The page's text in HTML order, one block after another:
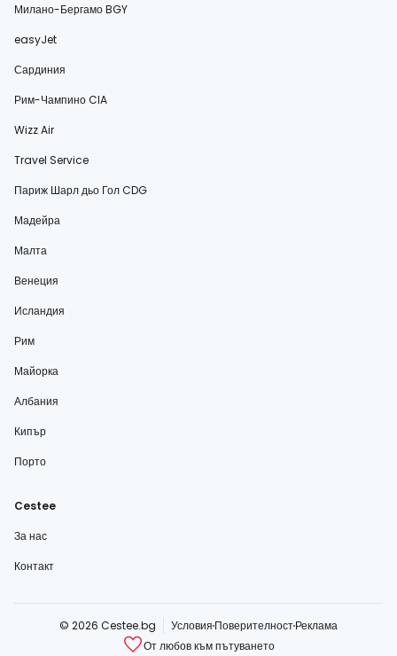
Милано-Бергамо BGY
easyJet
Сардиния
Рим-Чампино CIA
Wizz Air
Travel Service
Париж Шарл дьо Гол CDG
Мадейра
Малта
Венеция
Исландия
Рим
Майорка
Албания
Кипър
Порто
Cestee
За нас
Контакт
© 2026 Cestee.bg Условия ПоверителностРеклама
От любов към пътуването